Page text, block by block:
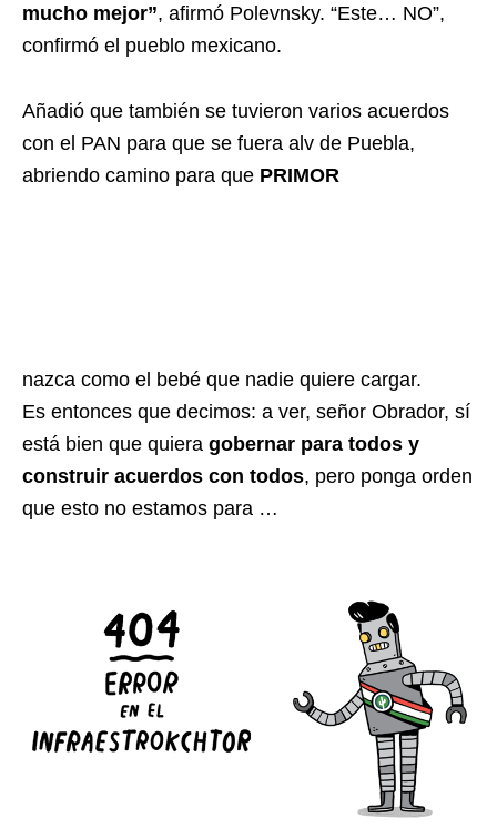
mucho mejor”, afirmó Polevnsky. “Este… NO”,
confirmó el pueblo mexicano.
Añadió que también se tuvieron varios acuerdos
con el PAN para que se fuera alv de Puebla,
abriendo camino para que PRIMOR
nazca como el bebé que nadie quiere cargar.
Es entonces que decimos: a ver, señor Obrador, sí
está bien que quiera gobernar para todos y
construir acuerdos con todos, pero ponga orden
que esto no estamos para …